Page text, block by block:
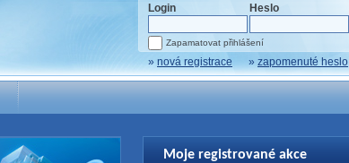
Login Heslo
Zapamatovat přihlášení
» nová registrace » zapomenuté heslo
Moje registrované akce